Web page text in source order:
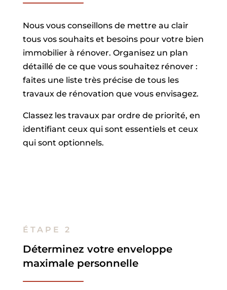
Nous vous conseillons de mettre au clair
tous vos souhaits et besoins pour votre bien
immobilier à rénover. Organisez un plan
détaillé de ce que vous souhaitez rénover :
faites une liste très précise de tous les
travaux de rénovation que vous envisagez.
Classez les travaux par ordre de priorité, en
identifiant ceux qui sont essentiels et ceux
qui sont optionnels.
ÉTAPE 2
Déterminez votre enveloppe
maximale personnelle